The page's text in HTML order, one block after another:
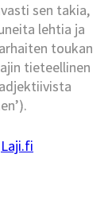
sen takia,
lehtia ja
toukan
tieteellinen
Laji.fi